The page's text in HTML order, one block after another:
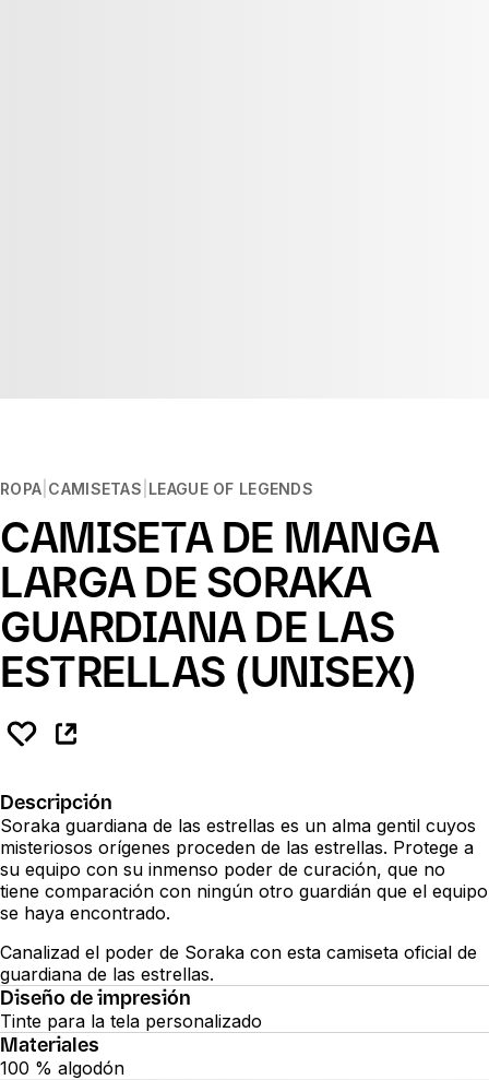
ROPA CAMISETAS LEAGUE OF LEGENDS
CAMISETA DE MANGA
LARGA DE SORAKA
GUARDIANA DE LAS
ESTRELLAS (UNISEX)
Descripción
Soraka guardiana de las estrellas es un alma gentil cuyos
misteriosos orígenes proceden de las estrellas. Protege a
su equipo con su inmenso poder de curación, que no
tiene comparación con ningún otro guardián que el equipo
se haya encontrado.
Canalizad el poder de Soraka con esta camiseta oficial de
guardiana de las estrellas.
Diseño de impresión
Tinte para la tela personalizado
Materiales
100 % algodón